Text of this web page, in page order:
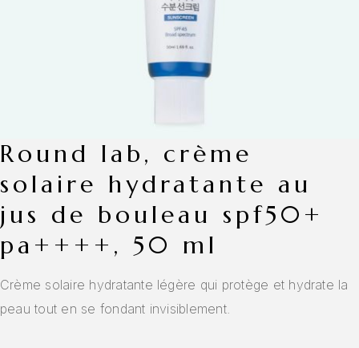
round lab, crème
solaire hydratante au
jus de bouleau spf50+
pa++++, 50 ml
Crème solaire hydratante légère qui protège et hydrate la
peau tout en se fondant invisiblement.